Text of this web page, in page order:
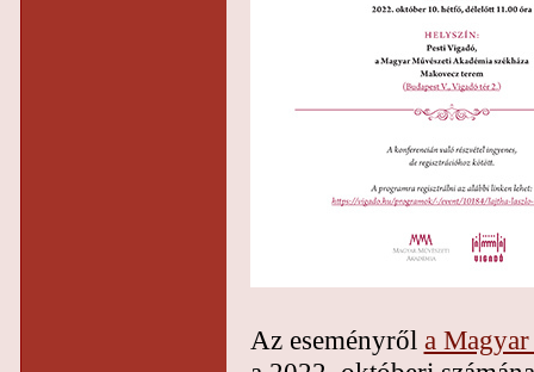
Az eseményről a